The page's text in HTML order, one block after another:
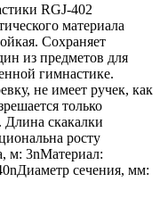
RGJ-402
материала
Сохраняет
из предметов для
гимнастике.
не имеет ручек, как
только
Длина скакалки
росту
м: 3nМатериал:
сечения, мм: